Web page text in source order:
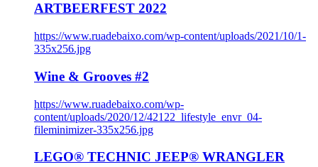
ARTBEERFEST 2022
https://www.ruadebaixo.com/wp-content/uploads/2021/10/1-
335x256.jpg
Wine & Grooves #2
https://www.ruadebaixo.com/wp-
content/uploads/2020/12/42122_lifestyle_envr_04-
fileminimizer-335x256.jpg
LEGO® TECHNIC JEEP® WRANGLER